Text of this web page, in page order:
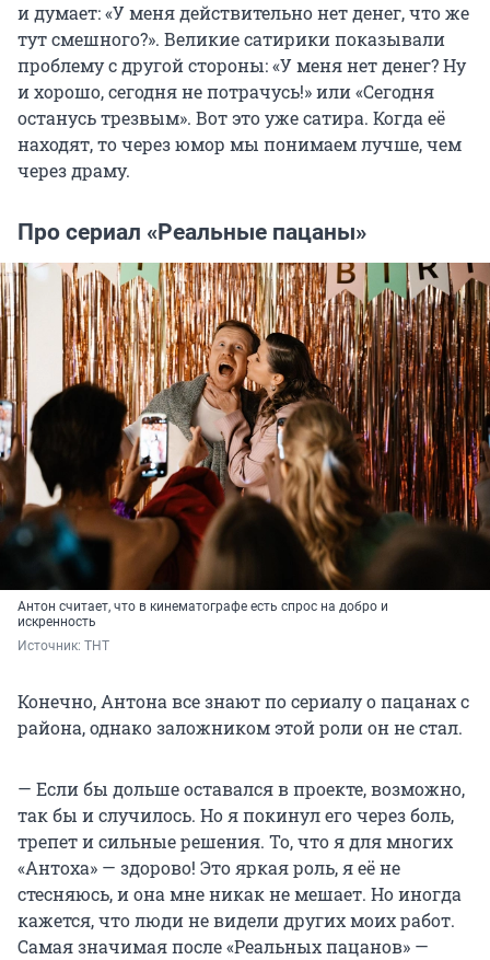
и думает: «У меня действительно нет денег, что же
тут смешного?». Великие сатирики показывали
проблему с другой стороны: «У меня нет денег? Ну
и хорошо, сегодня не потрачусь!» или «Сегодня
останусь трезвым». Вот это уже сатира. Когда её
находят, то через юмор мы понимаем лучше, чем
через драму.
Про сериал «Реальные пацаны»
Антон считает, что в кинематографе есть спрос на добро и
искренность
Источник: ТНТ
Конечно, Антона все знают по сериалу о пацанах с
района, однако заложником этой роли он не стал.
— Если бы дольше оставался в проекте, возможно,
так бы и случилось. Но я покинул его через боль,
трепет и сильные решения. То, что я для многих
«Антоха» — здорово! Это яркая роль, я её не
стесняюсь, и она мне никак не мешает. Но иногда
кажется, что люди не видели других моих работ.
Самая значимая после «Реальных пацанов» —